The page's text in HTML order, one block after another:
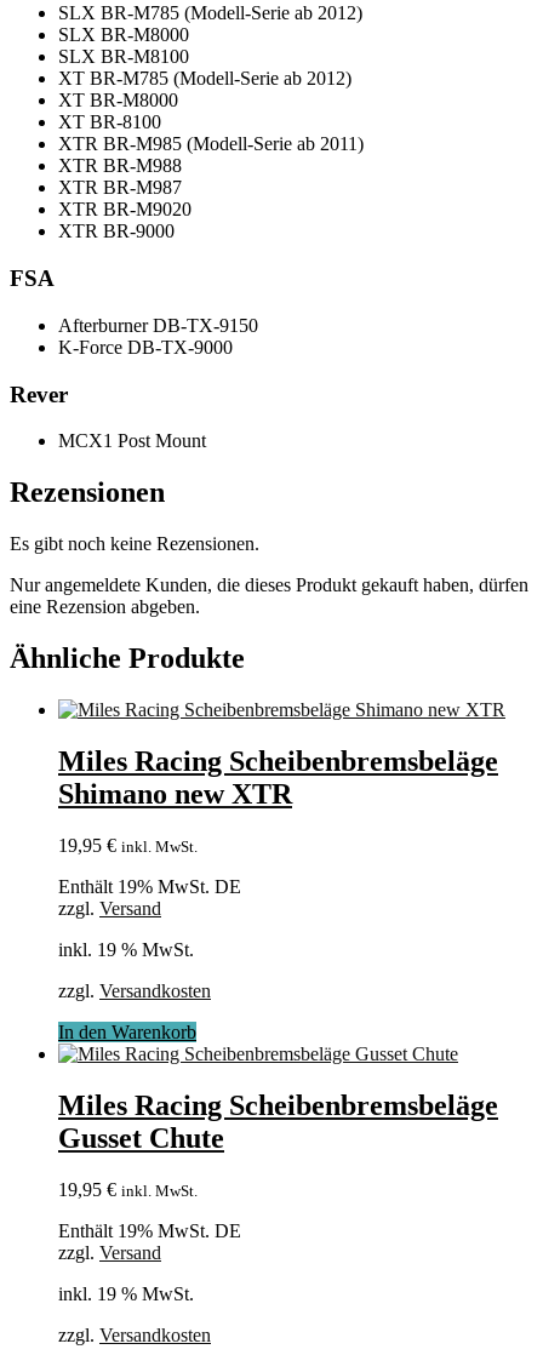
SLX BR-M785 (Modell-Serie ab 2012)
SLX BR-M8000
SLX BR-M8100
XT BR-M785 (Modell-Serie ab 2012)
XT BR-M8000
XT BR-8100
XTR BR-M985 (Modell-Serie ab 2011)
XTR BR-M988
XTR BR-M987
XTR BR-M9020
XTR BR-9000
FSA
Afterburner DB-TX-9150
K-Force DB-TX-9000
Rever
MCX1 Post Mount
Rezensionen
Es gibt noch keine Rezensionen.
Nur angemeldete Kunden, die dieses Produkt gekauft haben, dürfen
eine Rezension abgeben.
Ähnliche Produkte
Miles Racing Scheibenbremsbeläge
Shimano new XTR
19,95 € inkl. MwSt.
Enthält 19% MwSt. DE
zzgl. Versand
inkl. 19 % MwSt.
zzgl. Versandkosten
In den Warenkorb
Miles Racing Scheibenbremsbeläge
Gusset Chute
19,95 € inkl. MwSt.
Enthält 19% MwSt. DE
zzgl. Versand
inkl. 19 % MwSt.
zzgl. Versandkosten